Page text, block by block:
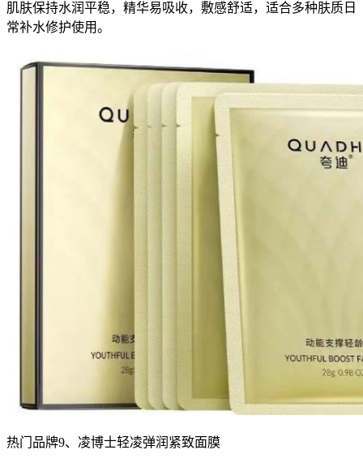
肌肤保持水润平稳，精华易吸收，敷感舒适，适合多种肤质日
常补水修护使用。
热门品牌9、凌博士轻凌弹润紧致面膜